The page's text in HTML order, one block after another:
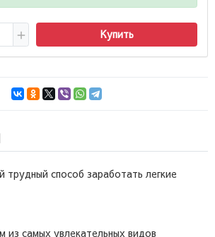
Купить
способ заработать легкие
из самых увлекательных видов